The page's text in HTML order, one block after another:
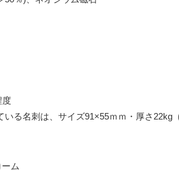
度
る名刺は、サイズ91×55ｍｍ・厚さ22kg
ム